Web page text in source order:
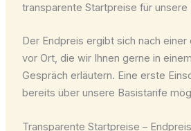
transparente Startpreise für unsere
Der Endpreis ergibt sich nach einer
vor Ort, die wir Ihnen gerne in
Gespräch erläutern. Eine erste
bereits über unsere Basistarife
Transparente Startpreise –